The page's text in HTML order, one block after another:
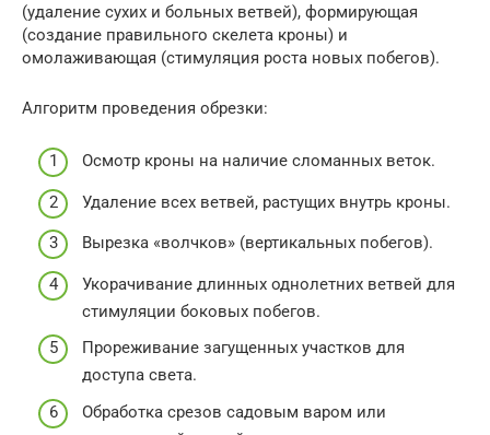
(удаление сухих и больных ветвей), формирующая
(создание правильного скелета кроны) и
омолаживающая (стимуляция роста новых побегов).
Алгоритм проведения обрезки:
Осмотр кроны на наличие сломанных веток.
Удаление всех ветвей, растущих внутрь кроны.
Вырезка «волчков» (вертикальных побегов).
Укорачивание длинных однолетних ветвей для
стимуляции боковых побегов.
Прореживание загущенных участков для
доступа света.
Обработка срезов садовым варом или